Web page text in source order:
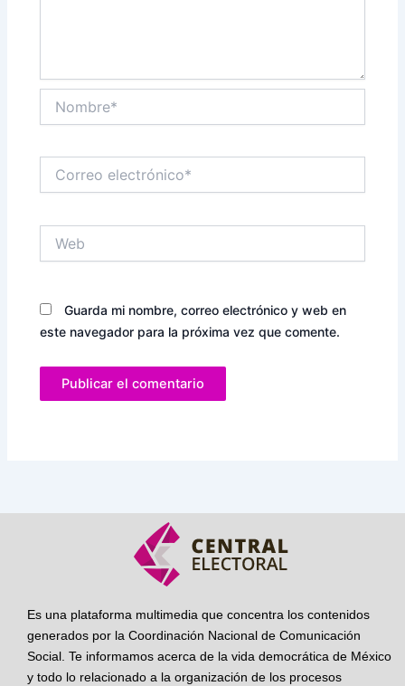
electrónico*
Guarda mi nombre, correo electrónico y web en
este navegador para la próxima vez que comente.
Es una plataforma multimedia que concentra los contenidos
generados por la Coordinación Nacional de Comunicación
Social. Te informamos acerca de la vida democrática de México
y todo lo relacionado a la organización de los procesos